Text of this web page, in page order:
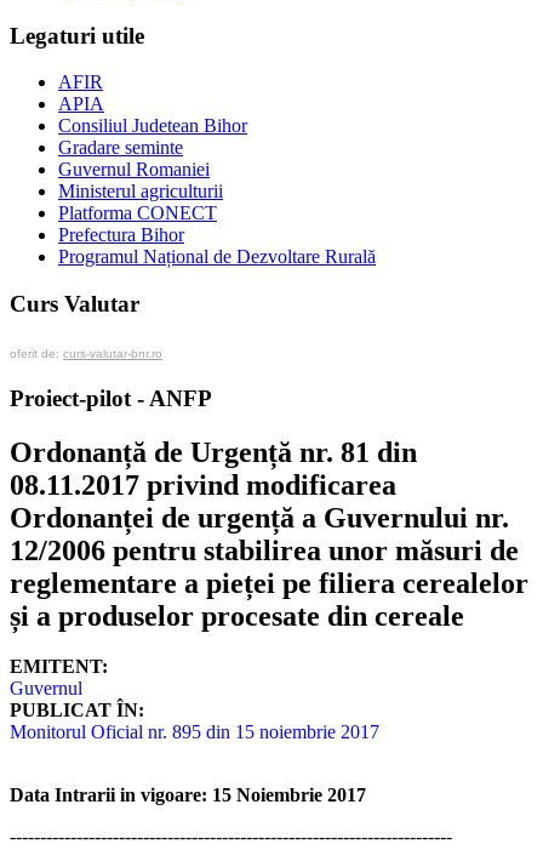
Legaturi utile
AFIR
APIA
Consiliul Judetean Bihor
Gradare seminte
Guvernul Romaniei
Ministerul agriculturii
Platforma CONECT
Prefectura Bihor
Programul Național de Dezvoltare Rurală
Curs Valutar
oferit de: curs-valutar-bnr.ro
Proiect-pilot - ANFP
Ordonanță de Urgență nr. 81 din
08.11.2017 privind modificarea
Ordonanței de urgență a Guvernului nr.
12/2006 pentru stabilirea unor măsuri de
reglementare a pieței pe filiera cerealelor
și a produselor procesate din cereale
EMITENT:
Guvernul
PUBLICAT ÎN:
Monitorul Oficial nr. 895 din 15 noiembrie 2017
Data Intrarii in vigoare: 15 Noiembrie 2017
-------------------------------------------------------------------------